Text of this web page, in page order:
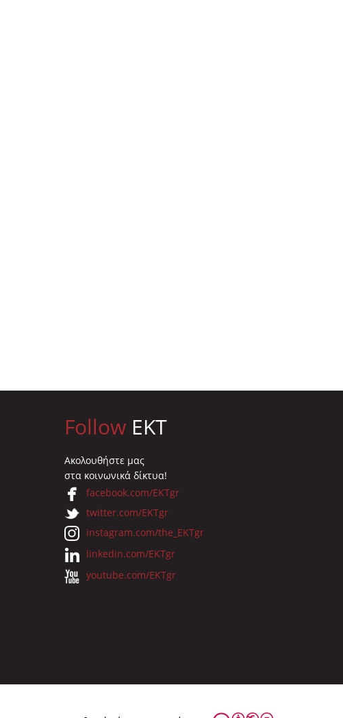
Follow EKT
Ακολουθήστε μας
στα κοινωνικά δίκτυα!
facebook.com/EKTgr
twitter.com/EKTgr
instagram.com/the_EKTgr
linkedin.com/EKTgr
youtube.com/EKTgr